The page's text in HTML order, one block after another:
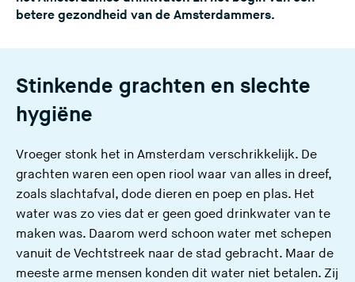
betere gezondheid van de Amsterdammers.
Stinkende grachten en slechte
hygiëne
Vroeger stonk het in Amsterdam verschrikkelijk. De
grachten waren een open riool waar van alles in dreef,
zoals slachtafval, dode dieren en poep en plas. Het
water was zo vies dat er geen goed drinkwater van te
maken was. Daarom werd schoon water met schepen
vanuit de Vechtstreek naar de stad gebracht. Maar de
meeste arme mensen konden dit water niet betalen. Zij